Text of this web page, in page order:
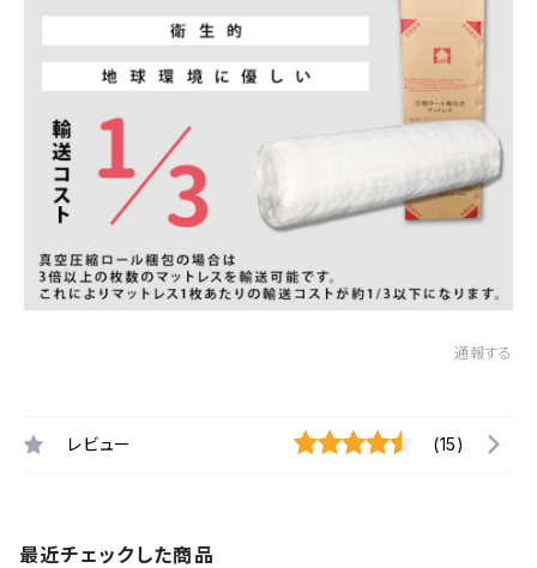
通報する
レビュー (15)
最近チェックした商品